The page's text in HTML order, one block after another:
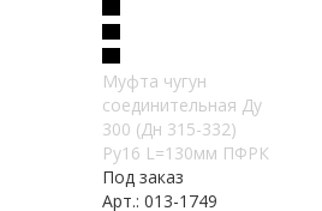
Муфта чугун
соединительная Ду
300 (Дн 315-332)
Ру16 L=130мм ПФРК
Под заказ
Арт.: 013-1749